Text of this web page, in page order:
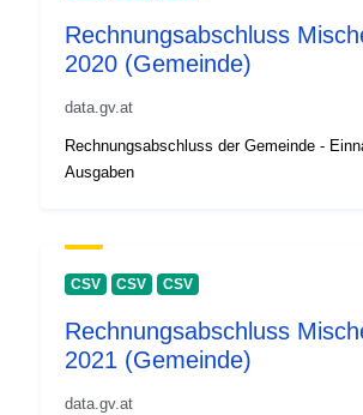
Rechnungsabschluss
2020 (Gemeinde)
data.gv.at
Rechnungsabschluss der Gemeinde -
Ausgaben
CSV CSV CSV
Rechnungsabschluss
2021 (Gemeinde)
data.gv.at